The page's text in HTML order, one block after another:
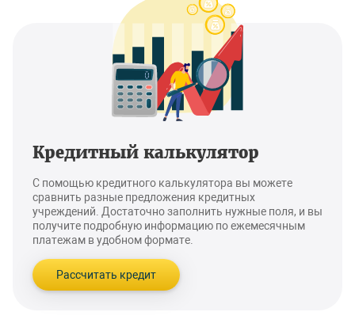
Кредитный калькулятор
С помощью кредитного калькулятора вы можете
сравнить разные предложения кредитных
учреждений. Достаточно заполнить нужные поля, и вы
получите подробную информацию по ежемесячным
платежам в удобном формате.
Рассчитать кредит